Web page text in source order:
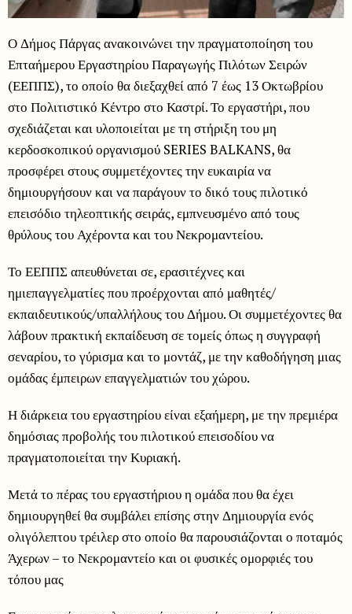
Ο Δήμος Πάργας ανακοινώνει την πραγματοποίηση του
Επταήμερου Εργαστηρίου Παραγωγής Πιλότων Σειρών
(ΕΕΠΠΣ), το οποίο θα διεξαχθεί από 7 έως 13 Οκτωβρίου
στο Πολιτιστικό Κέντρο στο Καστρί. Το εργαστήρι, που
σχεδιάζεται και υλοποιείται με τη στήριξη του μη
κερδοσκοπικού οργανισμού SERIES BALKANS, θα
προσφέρει στους συμμετέχοντες την ευκαιρία να
δημιουργήσουν και να παράγουν το δικό τους πιλοτικό
επεισόδιο τηλεοπτικής σειράς, εμπνευσμένο από τους
θρύλους του Αχέροντα και του Νεκρομαντείου.
Το ΕΕΠΠΣ απευθύνεται σε, ερασιτέχνες και
ημιεπαγγελματίες που προέρχονται από μαθητές/
εκπαιδευτικούς/υπαλλήλους του Δήμου. Οι συμμετέχοντες θα
λάβουν πρακτική εκπαίδευση σε τομείς όπως η συγγραφή
σεναρίου, το γύρισμα και το μοντάζ, με την καθοδήγηση μιας
ομάδας έμπειρων επαγγελματιών του χώρου.
Η διάρκεια του εργαστηρίου είναι εξαήμερη, με την πρεμιέρα
δημόσιας προβολής του πιλοτικού επεισοδίου να
πραγματοποιείται την Κυριακή.
Μετά το πέρας του εργαστήριου η ομάδα που θα έχει
δημιουργηθεί θα συμβάλει επίσης στην Δημιουργία ενός
ολιγόλεπτου τρέιλερ στο οποίο θα παρουσιάζονται ο ποταμός
Άχερων – το Νεκρομαντείο και οι φυσικές ομορφιές του
τόπου μας